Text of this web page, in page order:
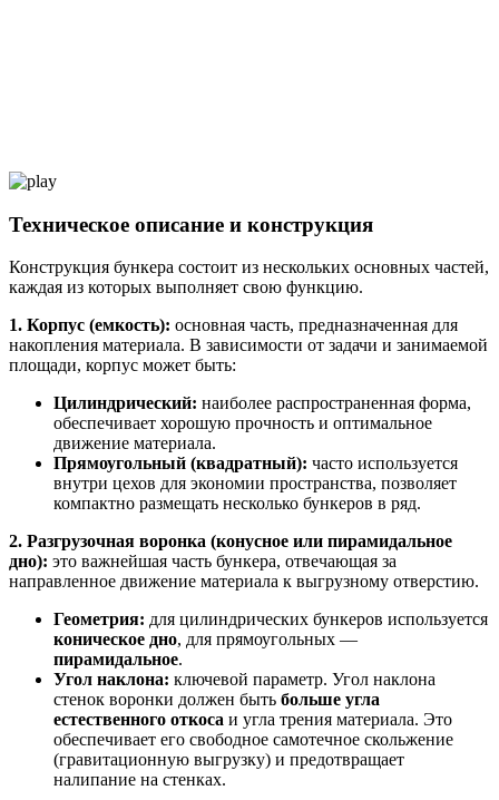
Техническое описание и конструкция
Конструкция бункера состоит из нескольких основных частей,
каждая из которых выполняет свою функцию.
1. Корпус (емкость): основная часть, предназначенная для
накопления материала. В зависимости от задачи и занимаемой
площади, корпус может быть:
Цилиндрический: наиболее распространенная форма,
обеспечивает хорошую прочность и оптимальное
движение материала.
Прямоугольный (квадратный): часто используется
внутри цехов для экономии пространства, позволяет
компактно размещать несколько бункеров в ряд.
2. Разгрузочная воронка (конусное или пирамидальное
дно): это важнейшая часть бункера, отвечающая за
направленное движение материала к выгрузному отверстию.
Геометрия: для цилиндрических бункеров используется
коническое дно, для прямоугольных —
пирамидальное.
Угол наклона: ключевой параметр. Угол наклона
стенок воронки должен быть больше угла
естественного откоса и угла трения материала. Это
обеспечивает его свободное самотечное скольжение
(гравитационную выгрузку) и предотвращает
налипание на стенках.